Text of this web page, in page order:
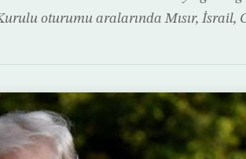
oturumu aralarında Mısır, İsrail,